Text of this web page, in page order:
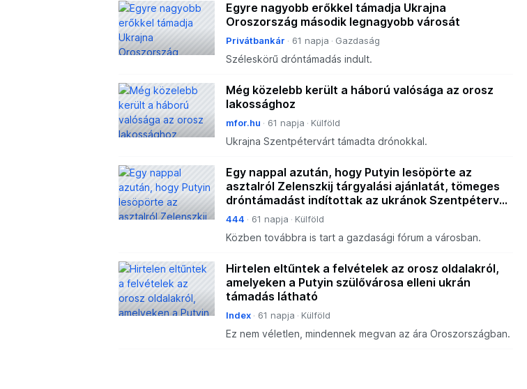
Egyre nagyobb erőkkel támadja Ukrajna
Oroszország második legnagyobb városát
Privátbankár 61 napja Gazdaság
Széleskörű dróntámadás indult.
Még közelebb került a háború valósága az orosz
lakossághoz
mfor.hu 61 napja Külföld
Ukrajna Szentpétervárt támadta drónokkal.
Egy nappal azután, hogy Putyin lesöpörte az
asztalról Zelenszkij tárgyalási ajánlatát, tömeges
dróntámadást indítottak az ukránok Szentpétervár
ellen
444 61 napja Külföld
Közben továbbra is tart a gazdasági fórum a városban.
Hirtelen eltűntek a felvételek az orosz oldalakról,
amelyeken a Putyin szülővárosa elleni ukrán
támadás látható
Index 61 napja Külföld
Ez nem véletlen, mindennek megvan az ára Oroszországban.